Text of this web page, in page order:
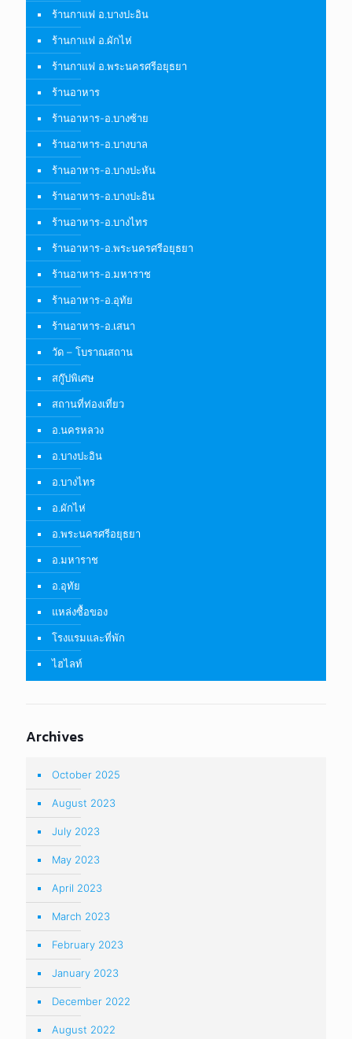
ร้านกาแฟ อ.บางปะอิน
ร้านกาแฟ อ.ผักไห่
ร้านกาแฟ อ.พระนครศรีอยุธยา
ร้านอาหาร
ร้านอาหาร-อ.บางซ้าย
ร้านอาหาร-อ.บางบาล
ร้านอาหาร-อ.บางปะหัน
ร้านอาหาร-อ.บางปะอิน
ร้านอาหาร-อ.บางไทร
ร้านอาหาร-อ.พระนครศรีอยุธยา
ร้านอาหาร-อ.มหาราช
ร้านอาหาร-อ.อุทัย
ร้านอาหาร-อ.เสนา
วัด – โบราณสถาน
สกู๊ปพิเศษ
สถานที่ท่องเที่ยว
อ.นครหลวง
อ.บางปะอิน
อ.บางไทร
อ.ผักไห่
อ.พระนครศรีอยุธยา
อ.มหาราช
อ.อุทัย
แหล่งซื้อของ
โรงแรมและที่พัก
ไฮไลท์
Archives
October 2025
August 2023
July 2023
May 2023
April 2023
March 2023
February 2023
January 2023
December 2022
August 2022